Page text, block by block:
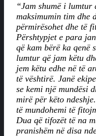
“Jam shumë i
maksimumin tim dhe
përmirësohet dhe të
Përshtypjet e para
që kam bërë ka qenë
lumtur që jam këtu
jem këtu edhe në të
të vështirë. Janë
se kemi një mundësi
mirë për këto
të mundohemi të
Dua që tifozët të na
pranishëm në disa